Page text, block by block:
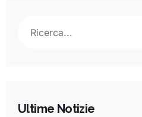
Ultime Notizie